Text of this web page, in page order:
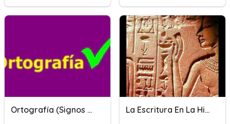
Ortografía (signos De Puntuación, Letra "b", Letra "v"...) La Escritura En La Historia